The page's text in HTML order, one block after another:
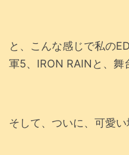
と、こんな感じで私の
軍5、IRON RAINと、舞
そして、ついに、可愛